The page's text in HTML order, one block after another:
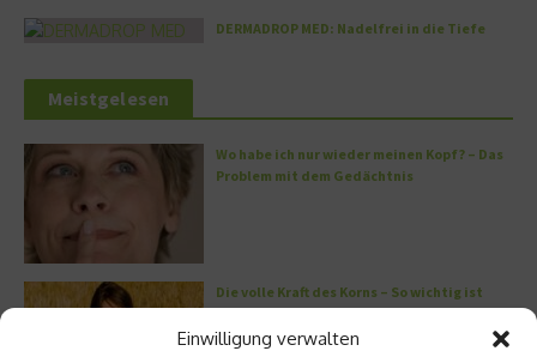
Einwilligung verwalten
DERMADROP MED: Nadelfrei in die Tiefe
Meistgelesen
Wo habe ich nur wieder meinen Kopf? – Das
Problem mit dem Gedächtnis
Die volle Kraft des Korns – So wichtig ist
Getreide